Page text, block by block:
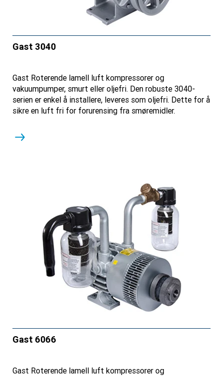
Gast 3040
Gast Roterende lamell luft kompressorer og
vakuumpumper, smurt eller oljefri. Den robuste 3040-
serien er enkel å installere, leveres som oljefri. Dette for å
sikre en luft fri for forurensing fra smøremidler.
Gast 6066
Gast Roterende lamell luft kompressorer og